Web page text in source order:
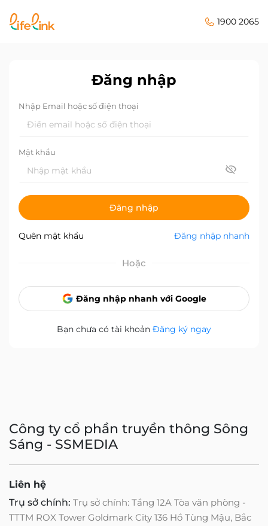
1900 2065
Đăng nhập
Nhập Email hoặc số điện thoại
Mật khẩu
Đăng nhập
Quên mật khẩu Đăng nhập nhanh
Hoặc
Đăng nhập nhanh với Google
Bạn chưa có tài khoản Đăng ký ngay
Công ty cổ phần truyền thông Sông
Sáng - SSMEDIA
Liên hệ
Trụ sở chính: Trụ sở chính: Tầng 12A Tòa văn phòng -
TTTM ROX Tower Goldmark City 136 Hồ Tùng Mậu, Bắc